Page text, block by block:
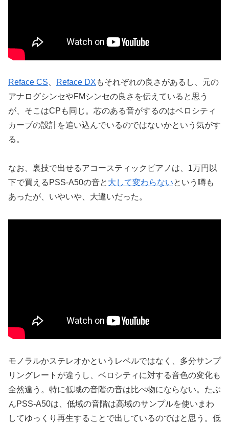
Reface CS Reface DX もそれぞれの良さがあるし、元の
アナログシンセやFMシンセの良さを伝えていると思う
が、そこはCPも同じ。芯のある音がするのはベロシティ
カーブの設計を追い込んでいるのではないかという気がす
る。
なお、裏技で出せるアコースティックピアノは、1万円以
下で買えるPSS-A50の音と 大して変わらないという噂も
あったが、いやいや、大違いだった。
モノラルかステレオかというレベルではなく、多分サンプ
リングレートが違うし、ベロシティに対する音色の変化も
全然違う。特に低域の音階の音は比べ物にならない。たぶ
んPSS-A50は、低域の音階は高域のサンプルを使いまわ
してゆっくり再生することで出しているのではと思う。低